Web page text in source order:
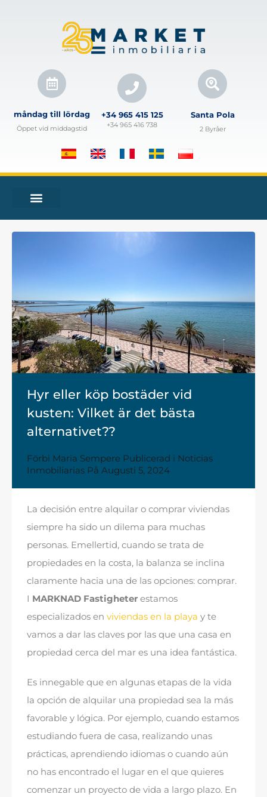
måndag till lördag
Öppet vid middagstid
+34 965 415 125
+34 965 416 738
Santa Pola
2 Byråer
Hyr eller köp bostäder vid
kusten: Vilket är det bästa
alternativet??
Förbi Maria Sempere Publicerad i Noticias
Inmobiliarias På Augusti 5, 2024
La decisión entre alquilar o comprar viviendas
siempre ha sido un dilema para muchas
personas. Emellertid, cuando se trata de
propiedades en la costa, la balanza se inclina
claramente hacia una de las opciones: comprar.
I MARKNAD Fastigheter estamos
especializados en viviendas en la playa y te
vamos a dar las claves por las que una casa en
propiedad cerca del mar es una idea fantástica.
Es innegable que en algunas etapas de la vida
la opción de alquilar una propiedad sea la más
favorable y lógica. Por ejemplo, cuando estamos
estudiando fuera de casa, realizando unas
prácticas, aprendiendo idiomas o cuando aún
no has encontrado el lugar en el que quieres
comenzar un proyecto de vida a largo plazo. En